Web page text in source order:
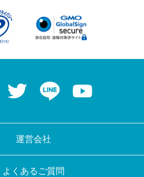
Facebook Twitter LINE
運営会社
よくあるご質問